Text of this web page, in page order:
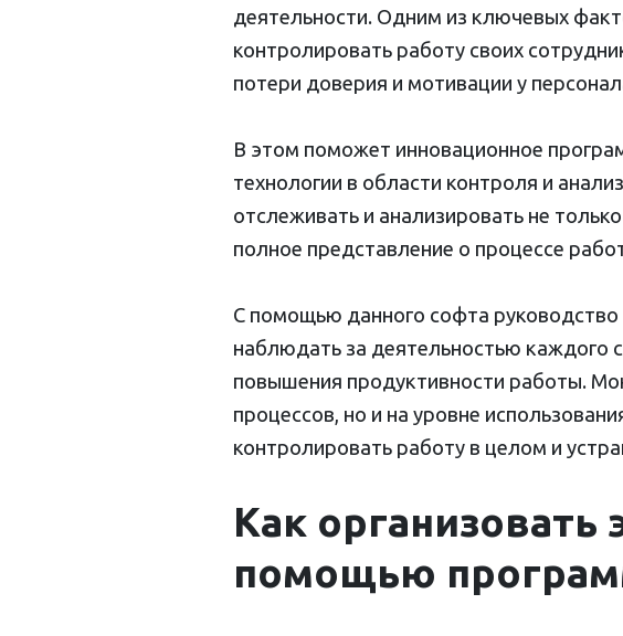
деятельности. Одним из ключевых
контролировать работу своих
потери доверия и мотивации у
В этом поможет инновационное
технологии в области контроля и
отслеживать и анализировать не
полное представление о процессе
С помощью данного софта
наблюдать за деятельностью каждого
повышения продуктивности работы.
процессов, но и на уровне
контролировать работу в целом и
Как
помощью